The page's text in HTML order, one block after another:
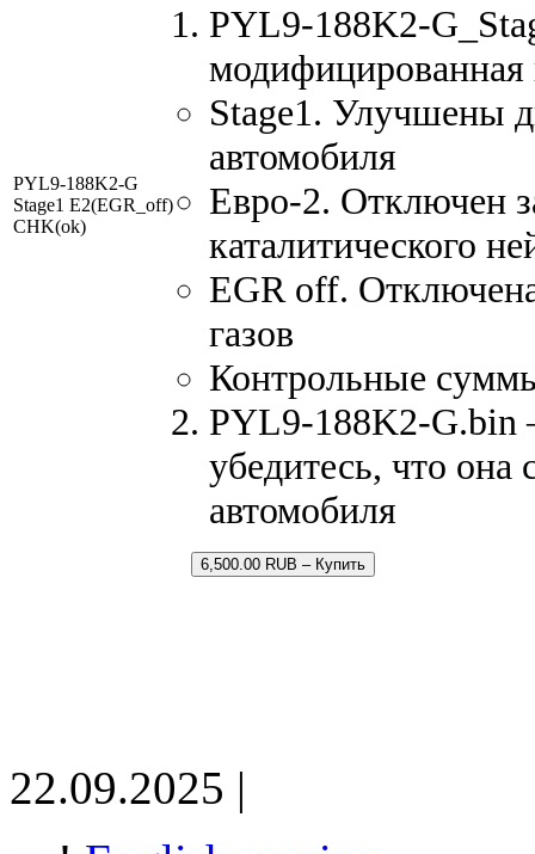
PYL9-188K2-G
Stage1 E2(EGR_off)
CHK(ok)
PYL9-188K2-
Stage1. Улучшены
автомобиля
Евро-2. Отключен
каталитического
EGR off.
газов
Контрольные
PYL9-188K2-G.bin
убедитесь, что она
автомобиля
6,500.00 RUB – Купить
22.09.2025 |